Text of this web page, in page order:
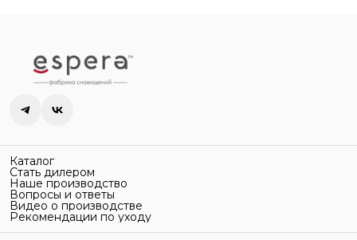
Каталог
Стать дилером
Наше производство
Вопросы и ответы
Видео о производстве
Рекомендации по уходу